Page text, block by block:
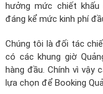
hưởng mức chiết
đáng kể mức kinh phí
Chúng tôi là đối tác
có các khung giờ
hàng đầu. Chính vì vậy
lựa chọn để Booking